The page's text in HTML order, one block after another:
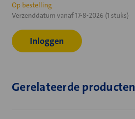
Huidige
voorraad:
Op bestelling
Verzenddatum vanaf 17-8-2026 (1 stuks)
Inloggen
Gerelateerde producten